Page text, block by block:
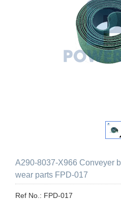
A290-8037-X966 Conveyer
wear parts FPD-017
Ref No.: FPD-017